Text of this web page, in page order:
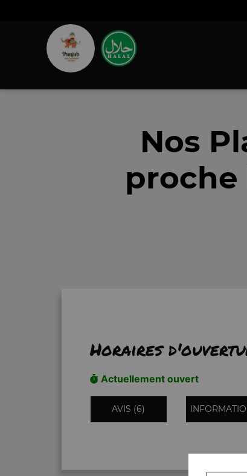
Nos
proche
Horaires
Actuellement ouvert
AVIS (6)